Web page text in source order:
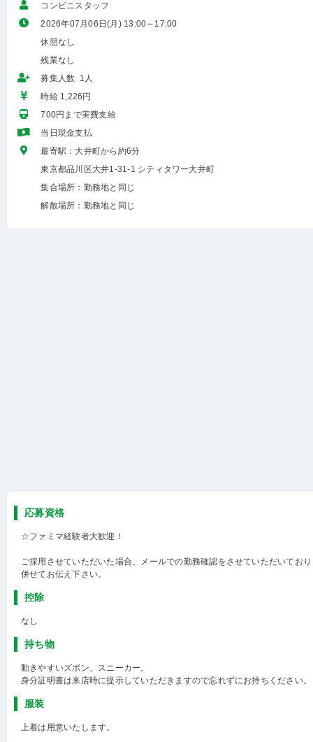
コンビニスタッフ
2026年07月06日(月) 13:00～17:00
休憩なし
残業なし
募集人数 1人
時給 1,226円
700円まで実費支給
当日現金支払
最寄駅：大井町から約6分
東京都品川区大井1-31-1 シティタワー大井町
集合場所：勤務地と同じ
解散場所：勤務地と同じ
応募資格
☆ファミマ経験者大歓迎！
ご採用させていただいた場合、メールでの勤務確認をさせていただいてお
併せてお伝え下さい。
控除
なし
持ち物
動きやすいズボン、スニーカー。
身分証明書は来店時に提示していただきますので忘れずにお持ちください。
服装
上着は用意いたします。